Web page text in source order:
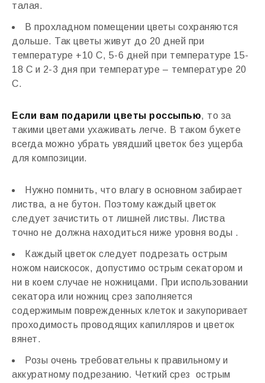
талая.
В прохладном помещении цветы сохраняются
дольше. Так цветы живут до 20 дней при
температуре +10 С, 5-6 дней при температуре 15-
18 С и 2-3 дня при температуре – температуре 20
С.
Если вам подарили цветы россыпью, то за
такими цветами ухаживать легче. В таком букете
всегда можно убрать увядший цветок без ущерба
для композиции.
Нужно помнить, что влагу в основном забирает
листва, а не бутон. Поэтому каждый цветок
следует зачистить от лишней листвы. Листва
точно не должна находиться ниже уровня воды .
Каждый цветок следует подрезать острым
ножом наискосок, допустимо острым секатором и
ни в коем случае не ножницами. При использовании
секатора или ножниц срез заполняется
содержимым поврежденных клеток и закупоривает
проходимость проводящих капилляров и цветок
вянет.
Розы очень требовательны к правильному и
аккуратному подрезанию. Четкий срез острым